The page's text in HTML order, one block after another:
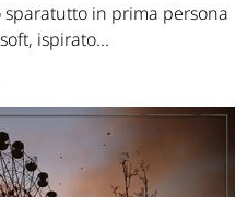
in prima persona
ispirato...